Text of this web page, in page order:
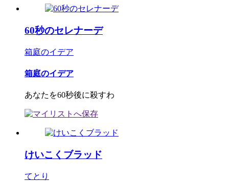
60秒のセレナーデ
箱庭のイデア
箱庭のイデア
あなたを60秒後に殺すわ
けいこくブラッド
てとり